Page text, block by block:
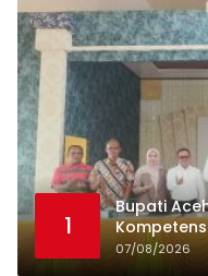
1
Bupati
Sama
07/08/2026